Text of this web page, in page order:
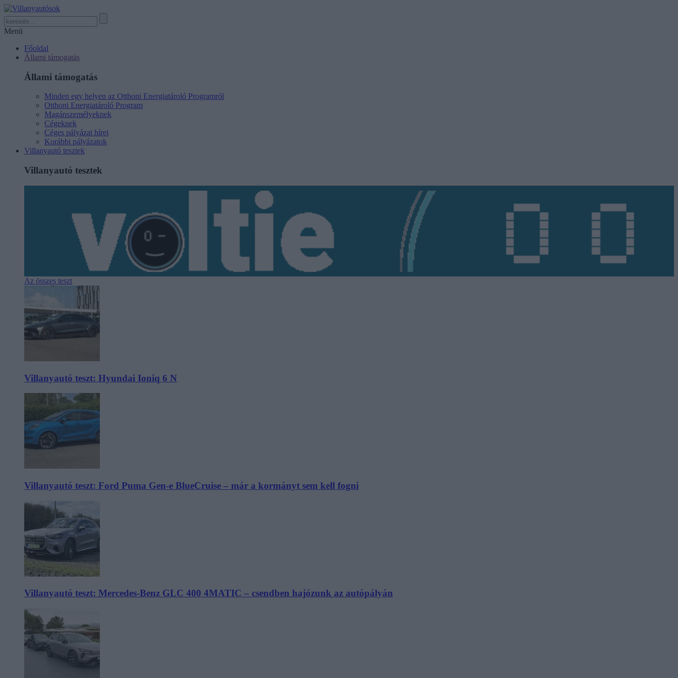
Menü
Főoldal
Állami támogatás
Állami támogatás
Minden egy helyen az Otthoni Energiatároló Programról
Otthoni Energiatároló Program
Magánszemélyeknek
Cégeknek
Céges pályázat hírei
Korábbi pályázatok
Villanyautó tesztek
Villanyautó tesztek
Az összes teszt
Villanyautó teszt: Hyundai Ioniq 6 N
Villanyautó teszt: Ford Puma Gen-e BlueCruise – már a kormányt sem kell fogni
Villanyautó teszt: Mercedes-Benz GLC 400 4MATIC – csendben hajózunk az autópályán